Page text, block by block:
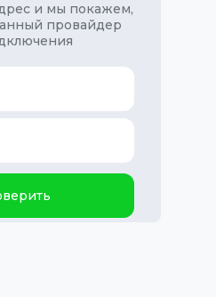
и мы покажем,
провайдер